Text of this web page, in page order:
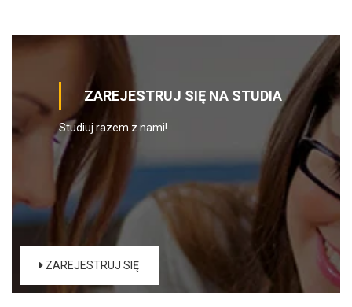
ZAREJESTRUJ SIĘ NA STUDIA
Studiuj razem z nami!
ZAREJESTRUJ SIĘ